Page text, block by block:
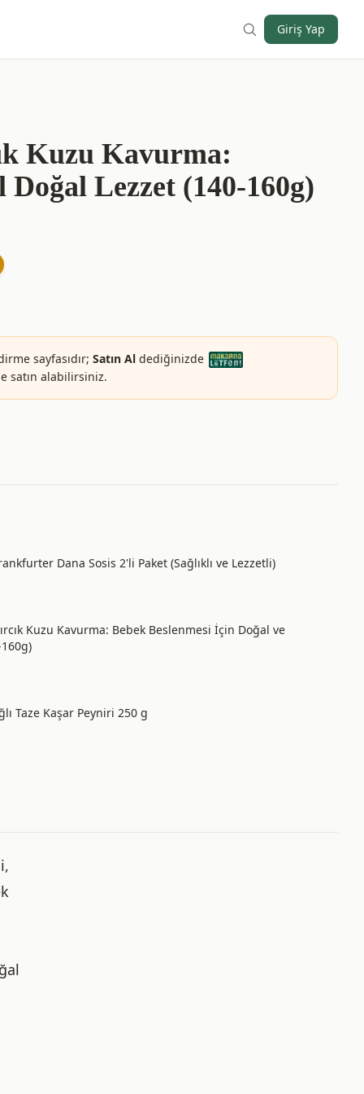
Giriş Yap
Kuzu Kavurma:
Doğal Lezzet (140-160g)
sayfasıdır; Satın Al dediğinizde
satın alabilirsiniz.
Dana Sosis 2'li Paket (Sağlıklı ve Lezzetli)
Kuzu Kavurma: Bebek Beslenmesi İçin Doğal ve
Taze Kaşar Peyniri 250 g